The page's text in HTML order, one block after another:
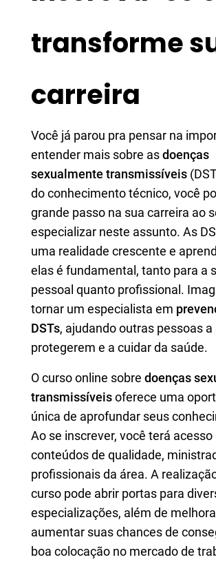
transforme
carreira
Você já parou pra pensar na
entender mais sobre asdoenças
sexualmente transmissíveis
do conhecimento técnico, você
grande passo na sua carreira ao
especializar neste assunto. As
uma realidade crescente e
elas é fundamental, tanto para a
pessoal quanto profissional.
tornar um especialista em
DSTs, ajudando outras pessoas a
protegerem e a cuidar da saúde.
O curso online sobre doenças
transmissíveisoferece uma
única de aprofundar seus
Ao se inscrever, você terá acesso
conteúdos de qualidade,
profissionais da área. A
curso pode abrir portas para
especializações, além de
aumentar suas chances de
boa colocação no mercado de